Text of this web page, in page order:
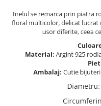
Inelul se remarca prin piatra
floral multicolor, delicat lucrat
usor diferite, ceea
Material: Argint 925
Ambalaj: Cutie
Diametru: